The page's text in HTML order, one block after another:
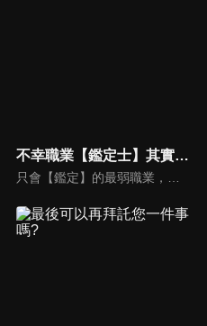
不幸職業【鑑定士】其實是最強的